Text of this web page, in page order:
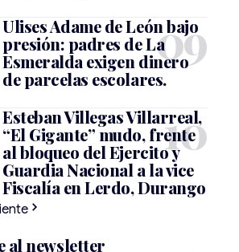
Ulises Adame de León bajo
presión: padres de La
Esmeralda exigen dinero
de parcelas escolares.
Esteban Villegas Villarreal,
“El Gigante” mudo, frente
al bloqueo del Ejercito y
Guardia Nacional a la vice
Fiscalía en Lerdo, Durango
al newsletter